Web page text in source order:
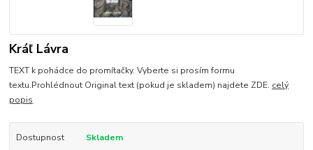
Kráľ Lávra
TEXT k pohádce do promítačky. Vyberte si prosím formu
textu.Prohlédnout Original text (pokud je skladem) najdete ZDE. celý
popis
Dostupnost
Skladem